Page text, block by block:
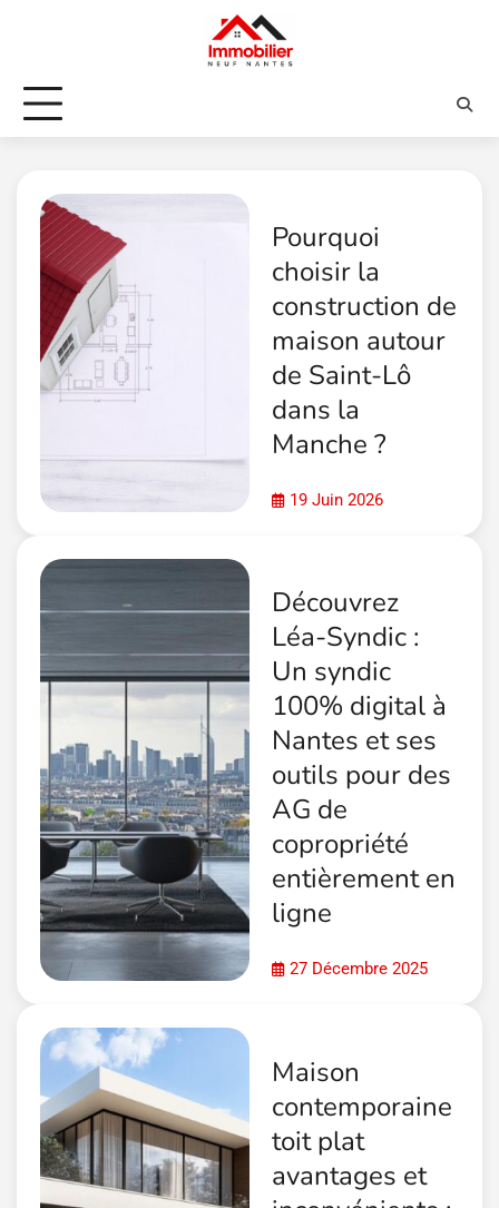
Pourquoi
choisir la
construction de
maison autour
de Saint-Lô
dans la
Manche ?
19 Juin 2026
Découvrez
Léa-Syndic :
Un syndic
100% digital à
Nantes et ses
outils pour des
AG de
copropriété
entièrement en
ligne
27 Décembre 2025
Maison
contemporaine
toit plat
avantages et